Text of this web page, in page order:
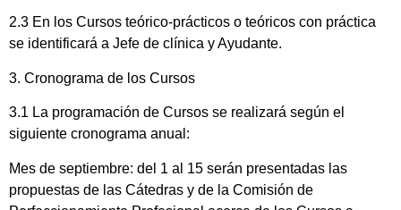
2.3 En los Cursos teórico-prácticos o teóricos con práctica
se identificará a Jefe de clínica y Ayudante.
3. Cronograma de los Cursos
3.1 La programación de Cursos se realizará según el
siguiente cronograma anual:
Mes de septiembre: del 1 al 15 serán presentadas las
propuestas de las Cátedras y de la Comisión de